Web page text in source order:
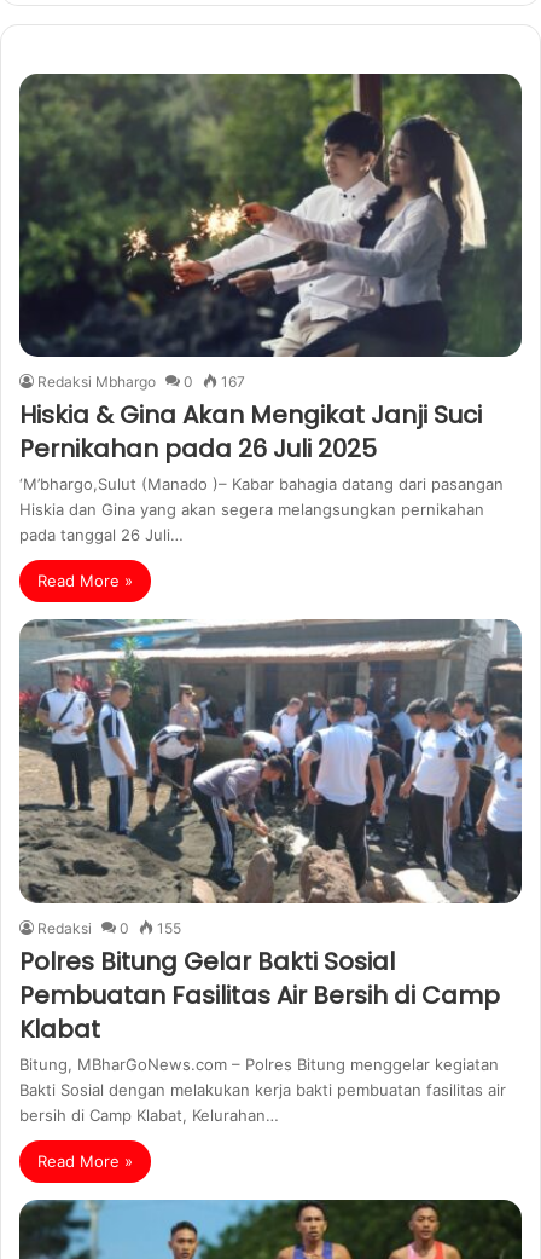
Redaksi Mbhargo 0 167
Hiskia & Gina Akan Mengikat Janji Suci
Pernikahan pada 26 Juli 2025
‘M’bhargo,Sulut (Manado )– Kabar bahagia datang dari pasangan
Hiskia dan Gina yang akan segera melangsungkan pernikahan
pada tanggal 26 Juli…
Read More »
Redaksi 0 155
Polres Bitung Gelar Bakti Sosial
Pembuatan Fasilitas Air Bersih di Camp
Klabat
Bitung, MBharGoNews.com – Polres Bitung menggelar kegiatan
Bakti Sosial dengan melakukan kerja bakti pembuatan fasilitas air
bersih di Camp Klabat, Kelurahan…
Read More »